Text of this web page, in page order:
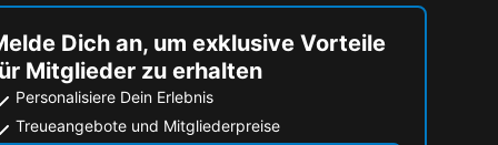
Dich an, um exklusive Vorteile
Mitglieder zu erhalten
Personalisiere Dein Erlebnis
Treueangebote und Mitgliederpreise